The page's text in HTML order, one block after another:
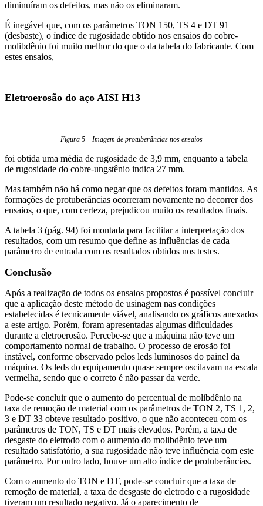
diminuíram os defeitos, mas não os eliminaram.
É inegável que, com os parâmetros TON 150, TS 4 e DT 91
(desbaste), o índice de rugosidade obtido nos ensaios do cobre-
molibdênio foi muito melhor do que o da tabela do fabricante. Com
estes ensaios,
Eletroerosão do aço AISI H13
Figura 5 – Imagem de protuberâncias nos ensaios
foi obtida uma média de rugosidade de 3,9 mm, enquanto a tabela
de rugosidade do cobre-ungstênio indica 27 mm.
Mas também não há como negar que os defeitos foram mantidos. As
formações de protuberâncias ocorreram novamente no decorrer dos
ensaios, o que, com certeza, prejudicou muito os resultados finais.
A tabela 3 (pág. 94) foi montada para facilitar a interpretação dos
resultados, com um resumo que define as influências de cada
parâmetro de entrada com os resultados obtidos nos testes.
Conclusão
Após a realização de todos os ensaios propostos é possível concluir
que a aplicação deste método de usinagem nas condições
estabelecidas é tecnicamente viável, analisando os gráficos anexados
a este artigo. Porém, foram apresentadas algumas dificuldades
durante a eletroerosão. Percebe-se que a máquina não teve um
comportamento normal de trabalho. O processo de erosão foi
instável, conforme observado pelos leds luminosos do painel da
máquina. Os leds do equipamento quase sempre oscilavam na escala
vermelha, sendo que o correto é não passar da verde.
Pode-se concluir que o aumento do percentual de molibdênio na
taxa de remoção de material com os parâmetros de TON 2, TS 1, 2,
3 e DT 33 obteve resultado positivo, o que não aconteceu com os
parâmetros de TON, TS e DT mais elevados. Porém, a taxa de
desgaste do eletrodo com o aumento do molibdênio teve um
resultado satisfatório, a sua rugosidade não teve influência com este
parâmetro. Por outro lado, houve um alto índice de protuberâncias.
Com o aumento do TON e DT, pode-se concluir que a taxa de
remoção de material, a taxa de desgaste do eletrodo e a rugosidade
tiveram um resultado negativo. Já o aparecimento de